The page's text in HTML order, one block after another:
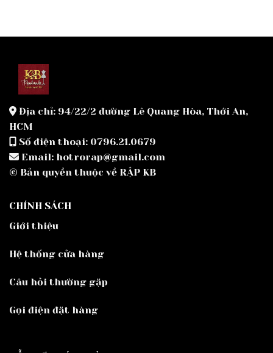
Địa chỉ: 94/22/2 đường Lê Quang Hòa, Thới An,
HCM
Số điện thoại: 0796.21.0679
Email: hotrorap@gmail.com
© Bản quyền thuộc về RẬP KB
CHÍNH SÁCH
Giới thiệu
Hệ thống cửa hàng
Câu hỏi thường gặp
Gọi điện đặt hàng